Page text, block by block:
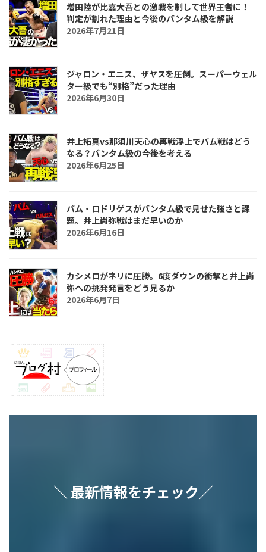
増田陸が比嘉大吾との激戦を制して世界王者に！
判定が割れた理由と今後のバンタム級を解説
2026年7月21日
ジャロン・エニス、ザヤスを圧倒。スーパーウェル
ター級でも“別格”だった理由
2026年6月30日
井上拓真vs那須川天心の再戦浮上でバム戦はどう
なる？バンタム級の今後を考える
2026年6月25日
バム・ロドリゲスがバンタム級で見せた強さと課
題。井上尚弥戦はまだ早いのか
2026年6月16日
カシメロがネリに圧勝。6度ダウンの衝撃と井上尚
弥への挑発発言をどう見るか
2026年6月7日
＼ 最新情報をチェック／